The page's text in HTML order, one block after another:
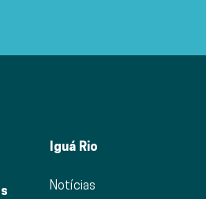
Iguá Rio
Notícias